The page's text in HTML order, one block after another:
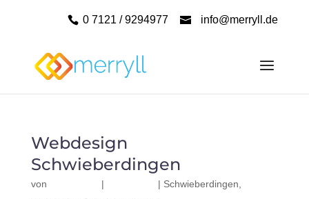
0 7121 / 9294977 info@merryll.de
Webdesign
Schwieberdingen
von | | Schwieberdingen